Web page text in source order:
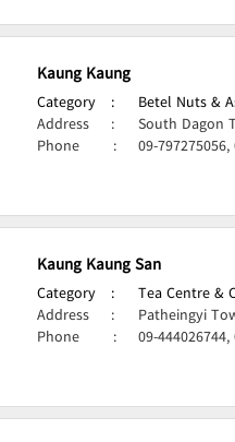
Kaung Kaung
Category :
Betel Nuts &
Address
:
South Dagon
Phone
: 09-
Kaung Kaung San
Category : Tea Centre &
Address
:
Patheingyi
Phone
: 09-